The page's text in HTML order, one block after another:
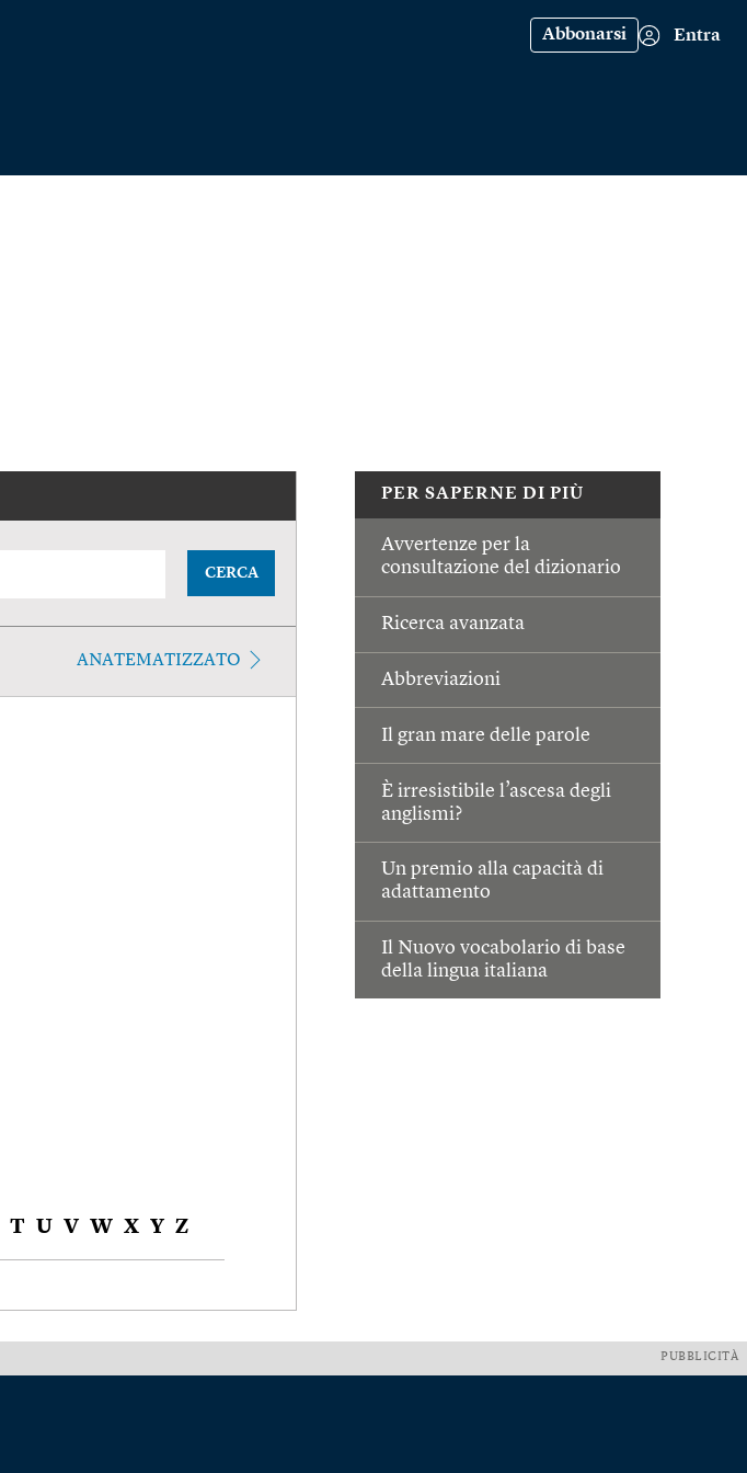
Abbonarsi Entra
PER SAPERNE DI PIÙ
Avvertenze per la
consultazione del dizionario
Ricerca avanzata
Abbreviazioni
Il gran mare delle parole
È irresistibile l’ascesa degli
anglismi?
Un premio alla capacità di
adattamento
Il Nuovo vocabolario di base
della lingua italiana
CERCA
ANATEMATIZZATO
T U V W X Y Z
PUBBLICITÀ